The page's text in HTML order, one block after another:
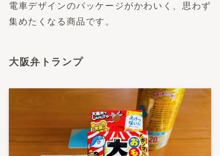
電車デザインのパッケージがかわいく、思わず
集めたくなる商品です。
大阪弁トランプ